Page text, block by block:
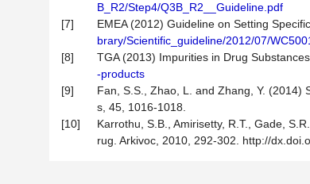
B_R2/Step4/Q3B_R2__Guideline.pdf
[7]
EMEA (2012) Guideline on Setting
brary/Scientific_guideline/2012/07/
[8]
TGA (2013) Impurities in Drug
-products
[9]
Fan, S.S., Zhao, L. and Zhang, Y. (2014)
s, 45, 1016-1018.
[10]
Karrothu, S.B., Amirisetty, R.T., Gade,
rug. Arkivoc, 2010, 292-302. http://